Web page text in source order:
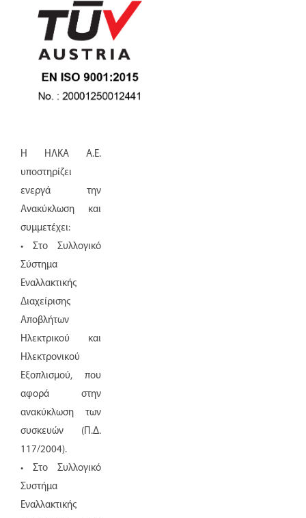
Η ΗΛΚΑ Α.Ε.
υποστηρίζει
ενεργά την
Ανακύκλωση και
συμμετέχει:
• Στο Συλλογικό
Σύστημα
Εναλλακτικής
Διαχείρισης
Αποβλήτων
Ηλεκτρικού και
Ηλεκτρονικού
Εξοπλισμού, που
αφορά στην
ανακύκλωση των
συσκευών (Π.Δ.
117/2004).
• Στο Συλλογικό
Συστήμα
Εναλλακτικής